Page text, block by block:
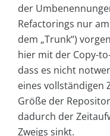
der
Refactorings nur
dem „Trunk“)
hier mit der Copy-
dass es nicht
eines vollständigen
Größe der
dadurch der
Zweigs sinkt.